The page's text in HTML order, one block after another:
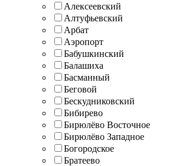
Алексеевский
Алтуфьевский
Арбат
Аэропорт
Бабушкинский
Балашиха
Басманный
Беговой
Бескудниковский
Бибирево
Бирюлёво Восточное
Бирюлёво Западное
Богородское
Братеево